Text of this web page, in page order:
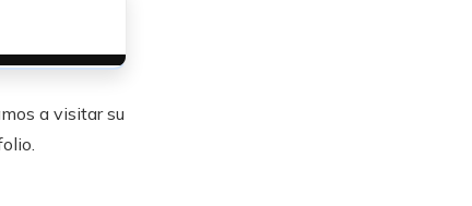
a visitar su